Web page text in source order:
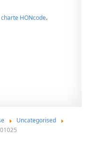
HONcode.
Uncategorised